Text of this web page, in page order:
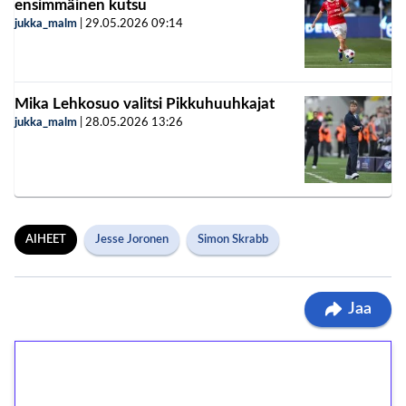
ensimmäinen kutsu
jukka_malm 29.05.2026 09:14
Mika Lehkosuo valitsi Pikkuhuuhkajat
jukka_malm 28.05.2026 13:26
AIHEET Jesse Joronen Simon Skrabb
Jaa